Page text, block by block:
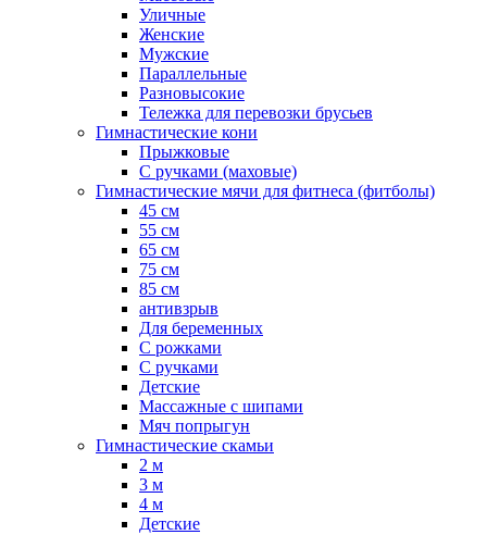
Уличные
Женские
Мужские
Параллельные
Разновысокие
Тележка для перевозки брусьев
Гимнастические кони
Прыжковые
С ручками (маховые)
Гимнастические мячи для фитнеса (фитболы)
45 см
55 см
65 см
75 см
85 см
антивзрыв
Для беременных
С рожками
С ручками
Детские
Массажные с шипами
Мяч попрыгун
Гимнастические скамьи
2 м
3 м
4 м
Детские